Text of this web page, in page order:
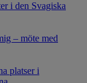
i den Svagiska
– möte med
platser i